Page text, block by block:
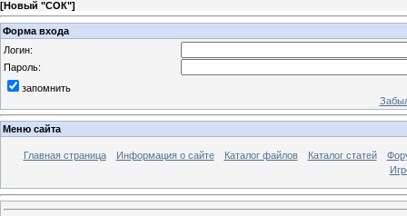
[Новый "СОК"]
Форма входа
Логин:
Пароль:
запомнить
Меню сайта
Главная страница Информация о сайте Каталог файлов Каталог статей